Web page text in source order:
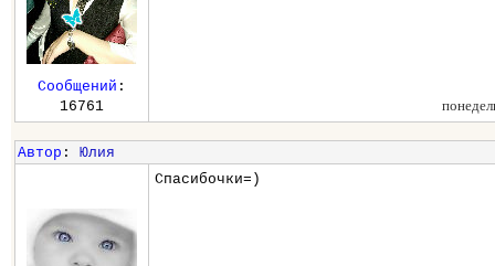
Сообщений :
16761
Автор : Юлия
Спасибочки=)